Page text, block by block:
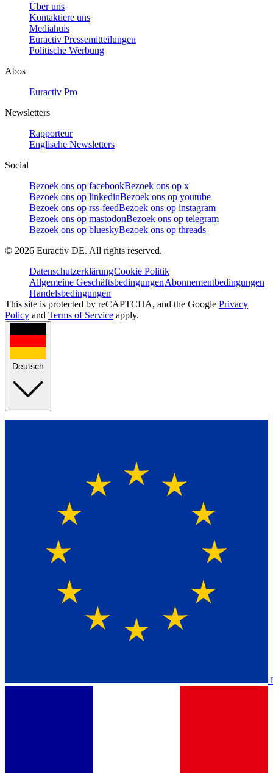
Über uns
Kontaktiere uns
Mediahuis
Euractiv Pressemitteilungen
Politische Werbung
Abos
Euractiv Pro
Newsletters
Rapporteur
Englische Newsletters
Social
Bezoek ons op facebookBezoek ons op x
Bezoek ons op linkedinBezoek ons op youtube
Bezoek ons op rss-feedBezoek ons op instagram
Bezoek ons op mastodonBezoek ons op telegram
Bezoek ons op blueskyBezoek ons op threads
© 2026 Euractiv DE. All rights reserved.
DatenschutzerklärungCookie Politik
Allgemeine GeschäftsbedingungenAbonnementbedingungen
Handelsbedingungen
This site is protected by reCAPTCHA, and the Google Privacy
Policy and Terms of Service apply.
Deutsch